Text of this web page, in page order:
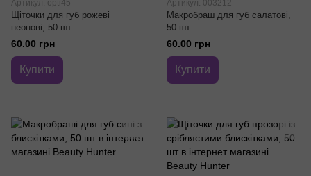
Артикул: opti45
Щіточки для губ рожеві
неонові, 50 шт
60.00 грн
Купити
Артикул: 003212
Макробраш для губ салатові,
50 шт
60.00 грн
Купити